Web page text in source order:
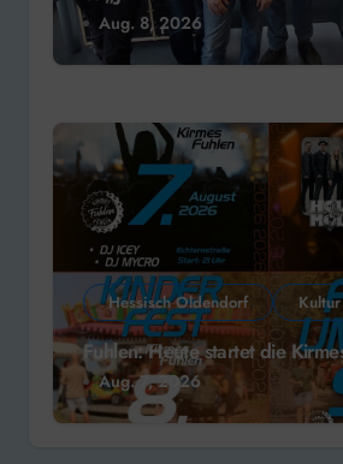
UhrAug. 8, 2026
Hessisch Oldendorf Kultur
Fuhlen: Heute startet die
Aug. 7, 2026